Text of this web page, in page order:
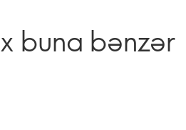
buna bənzər